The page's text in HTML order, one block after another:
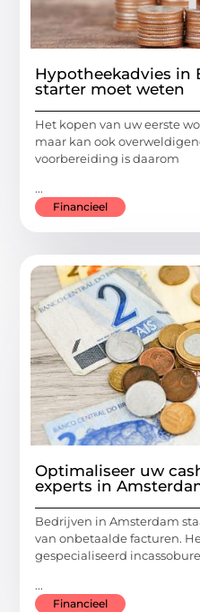
Hypotheekadvies in
starter moet weten
Het kopen van uw eerste
maar kan ook
voorbereiding is daarom
...
Financieel
Optimaliseer uw
experts in
Bedrijven in Amsterdam
van onbetaalde facturen.
gespecialiseerd
...
Financieel